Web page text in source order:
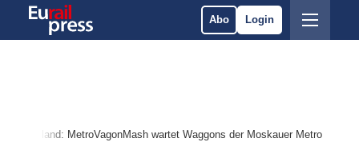
Abo Login
Russland: MetroVagonMash wartet Waggons der Moskauer Metro